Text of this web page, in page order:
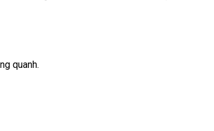
quanh.